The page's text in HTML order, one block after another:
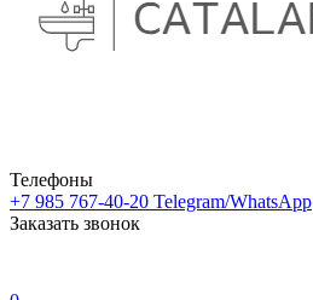
Телефоны
+7 985 767-40-20 Telegram/WhatsApp
Заказать звонок